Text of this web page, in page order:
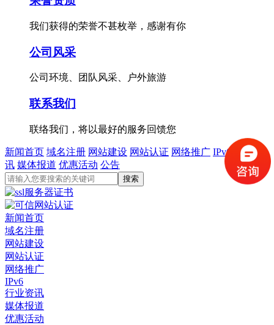
我们获得的荣誉不甚枚举，感谢有你
公司风采
公司环境、团队风采、户外旅游
联系我们
联络我们，将以最好的服务回馈您
新闻首页 域名注册 网站建设 网站认证 网络推广 IPv6
行业资
讯 媒体报道 优惠活动 公告
新闻首页
域名注册
网站建设
网站认证
网络推广
IPv6
行业资讯
媒体报道
优惠活动